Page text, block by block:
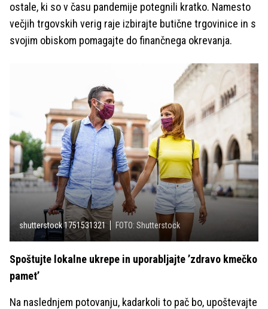
ostale, ki so v času pandemije potegnili kratko. Namesto
večjih trgovskih verig raje izbirajte butične trgovinice in s
svojim obiskom pomagajte do finančnega okrevanja.
shutterstock 1751531321 FOTO: Shutterstock
Spoštujte lokalne ukrepe in uporabljajte ’zdravo kmečko
pamet’
Na naslednjem potovanju, kadarkoli to pač bo, upoštevajte